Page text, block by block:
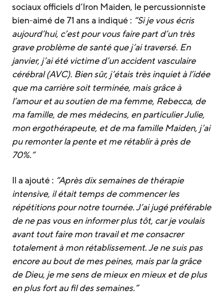
sociaux officiels d’Iron Maiden, le percussionniste
bien-aimé de 71 ans a indiqué : “Si je vous écris
aujourd’hui, c’est pour vous faire part d’un très
grave problème de santé que j’ai traversé. En
janvier, j’ai été victime d’un accident vasculaire
cérébral (AVC). Bien sûr, j’étais très inquiet à l’idée
que ma carrière soit terminée, mais grâce à
l’amour et au soutien de ma femme, Rebecca, de
ma famille, de mes médecins, en particulier Julie,
mon ergothérapeute, et de ma famille Maiden, j’ai
pu remonter la pente et me rétablir à près de
70%.”
Il a ajouté : “Après dix semaines de thérapie
intensive, il était temps de commencer les
répétitions pour notre tournée. J’ai jugé préférable
de ne pas vous en informer plus tôt, car je voulais
avant tout faire mon travail et me consacrer
totalement à mon rétablissement. Je ne suis pas
encore au bout de mes peines, mais par la grâce
de Dieu, je me sens de mieux en mieux et de plus
en plus fort au fil des semaines.”